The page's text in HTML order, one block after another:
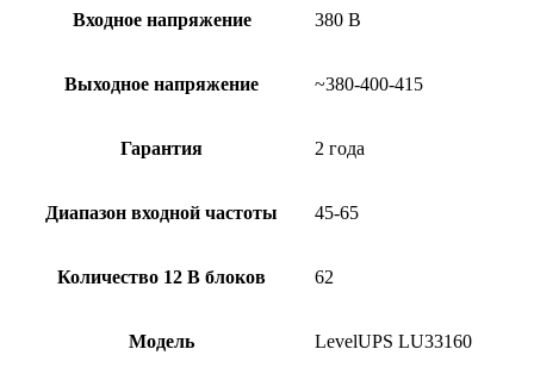
Входное напряжение 380 В
Выходное напряжение ~380-400-415
Гарантия 2 года
Диапазон входной частоты 45-65
Количество 12 В блоков 62
Модель LevelUPS LU33160